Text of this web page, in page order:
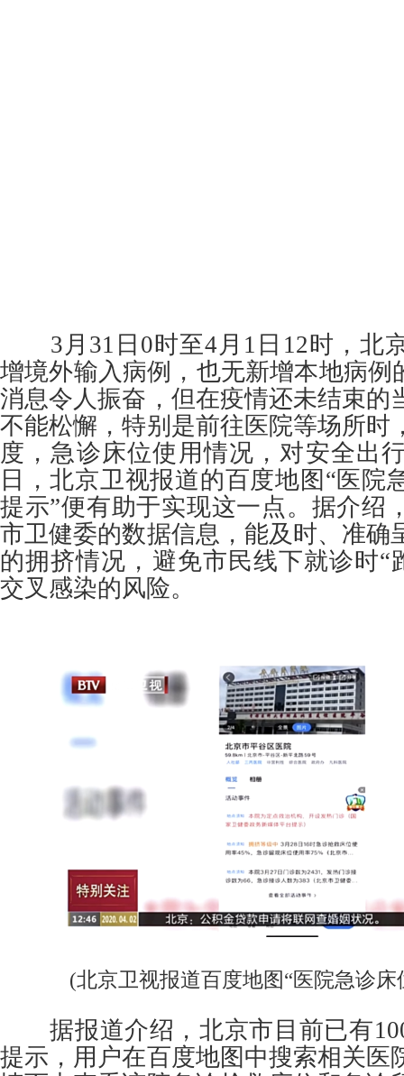
3月31日0时至4月1日12时，北
增境外输入病例，也无新增本地病例
消息令人振奋，但在疫情还未结束的
不能松懈，特别是前往医院等场所时
度，急诊床位使用情况，对安全出
日，北京卫视报道的百度地图“医院
提示”便有助于实现这一点。据介绍
市卫健委的数据信息，能及时、准确
的拥挤情况，避免市民线下就诊时“
交叉感染的风险。
(北京卫视报道百度地图“医院急诊床
据报道介绍，北京市目前已有
提示，用户在百度地图中搜索相关医